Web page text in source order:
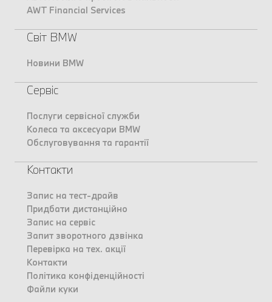
AWT Financial Services
Світ BMW
Новини BMW
Сервіс
Послуги сервісної служби
Колеса та аксесуари BMW
Обслуговування та гарантії
Контакти
Запис на тест-драйв
Придбати дистанційно
Запис на сервіс
Запит зворотного дзвінка
Перевірка на тех. акції
Контакти
Політика конфіденційності
Файли куки